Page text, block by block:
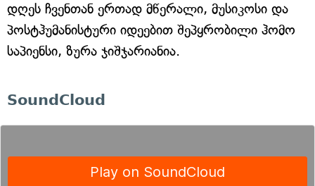
დღეს ჩვენთან ერთად მწერალი, მუსიკოსი და
პოსტჰუმანისტური იდეებით შეპყრობილი ჰომო
საპიენსი, ზურა ჯიშჯარიანია.
SoundCloud